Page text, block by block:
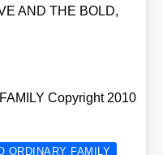
AND THE BOLD,
Copy­right 2010
ORDINARY FAMILY